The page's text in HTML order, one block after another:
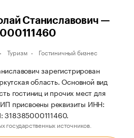
Станиславович —
Туризм Гостиничный бизнес
зарегистрирован
область. Основной вид
гостиниц и прочих мест для
присвоены реквизиты ИНН:
государственных источников.